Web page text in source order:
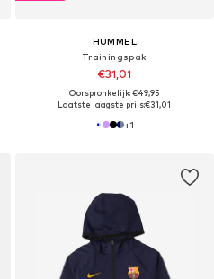
HUMMEL
Trainingspak
€31,01
Oorspronkelijk: €49,95
Laatste laagste prijs:€31,01
+1